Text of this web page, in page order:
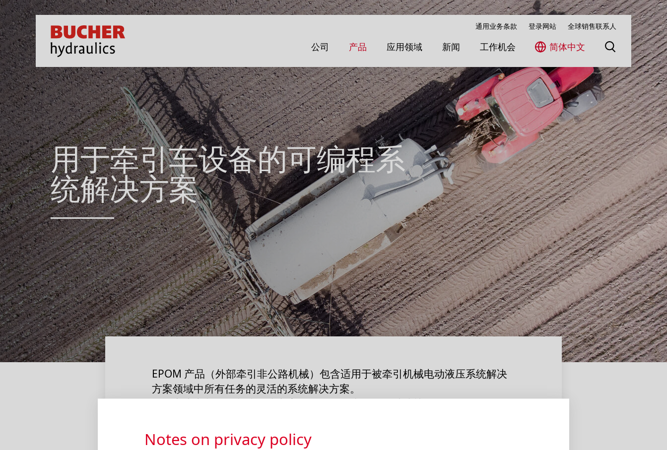
通用业务条款 登录网站 全球销售联系人
公司 产品 应用领域 新闻 工作机会 简体中文
用于牵引车设备的可编程系
统解决方案
EPOM 产品（外部牵引非公路机械）包含适用于被牵引机械电动液压系统解决
方案领域中所有任务的灵活的系统解决方案。
除了客户定制的控制块解决方案外，EPOM 产品还借助成熟的可配置组件提供
Notes on privacy policy